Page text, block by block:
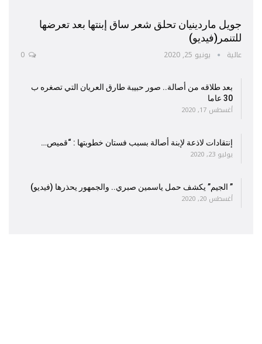
جويل ماردينيان تحلق شعر ساق إبنتها بعد تعرضها
للتنمر(فيديو)
عالية يونيو 25, 2020
بعد طلاقه من أصالة.. صور حبيبة طارق العريان التي تصغره ب
30 عاما
أغسطس 17, 2020
إنتقادات لاذعة لإبنة أصالة بسبب فستان خطوبتها : “قميص…
يوليو 23, 2020
” الجيم” يكشف حمل ياسمين صبري.. والجمهور يحذرها (فيديو)
أغسطس 20, 2020